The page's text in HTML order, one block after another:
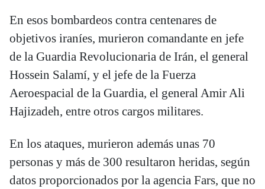
En esos bombardeos contra centenares de
objetivos iraníes, murieron comandante en jefe
de la Guardia Revolucionaria de Irán, el general
Hossein Salamí, y el jefe de la Fuerza
Aeroespacial de la Guardia, el general Amir Ali
Hajizadeh, entre otros cargos militares.
En los ataques, murieron además unas 70
personas y más de 300 resultaron heridas, según
datos proporcionados por la agencia Fars, que no